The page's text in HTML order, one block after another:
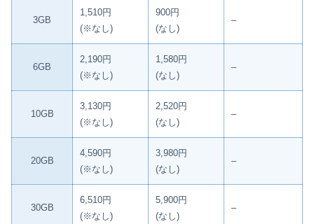
3GB
1,510円
(※なし)
900円
(なし)
–
6GB
2,190円
(※なし)
1,580円
(なし)
–
10GB
3,130円
(※なし)
2,520円
(なし)
–
20GB
4,590円
(※なし)
3,980円
(なし)
–
30GB
6,510円
(※なし)
5,900円
(なし)
–